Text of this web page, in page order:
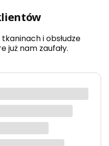
i obsłudze
już nam zaufały.
tkanin, kolory
na zdjęciach.
szybko i było